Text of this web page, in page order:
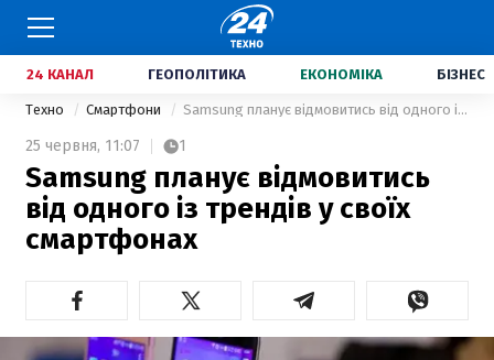
24 КАНАЛ ГЕОПОЛІТИКА ЕКОНОМІКА БІЗНЕС
Техно Смартфони Samsung планує відмовитись від одного із трендів у своїх смартфонах
25 червня, 11:07 1
Samsung планує відмовитись
від одного із трендів у своїх
смартфонах